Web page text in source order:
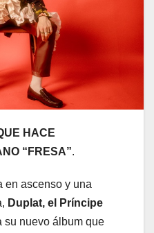
HACE
“FRESA”.
en ascenso y una
Duplat, el Príncipe
su nuevo álbum que